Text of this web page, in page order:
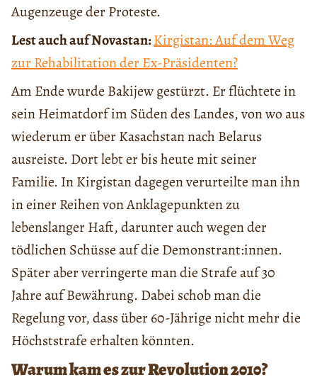
Augenzeuge der Proteste.
Lest auch auf Novastan:Kirgistan: Auf dem Weg
zur Rehabilitation der Ex-Präsidenten?
Am Ende wurde Bakijew gestürzt. Er flüchtete in
sein Heimatdorf im Süden des Landes, von wo aus
wiederum er über Kasachstan nach Belarus
ausreiste. Dort lebt er bis heute mit seiner
Familie. In Kirgistan dagegen verurteilte man ihn
in einer Reihen von Anklagepunkten zu
lebenslanger Haft, darunter auch wegen der
tödlichen Schüsse auf die Demonstrant:innen.
Später aber verringerte man die Strafe auf 30
Jahre auf Bewährung. Dabei schob man die
Regelung vor, dass über 60-Jährige nicht mehr die
Höchststrafe erhalten könnten.
Warum kam es zur Revolution 2010?